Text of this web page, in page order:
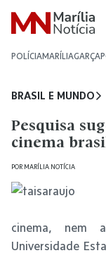
POLÍCIAMARÍLIAGARÇA
BRASIL E MUNDO
Pesquisa
cinema
POR MARÍLIA NOTÍCIA
cinema, nem
Universidade